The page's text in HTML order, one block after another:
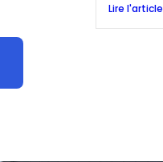
Lire l'article